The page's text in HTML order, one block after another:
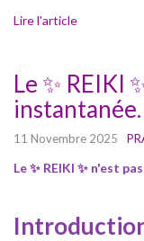
Lire l'article
Le ✨ REIKI
instantanée.
11 Novembre 2025
Le ✨ REIKI ✨ n'est